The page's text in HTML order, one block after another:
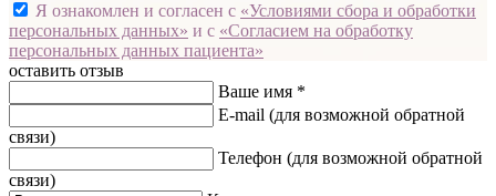
Я ознакомлен и согласен с «Условиями сбора и обработки
персональных данных» и с «Согласием на обработку
персональных данных пациента»
оставить отзыв
Ваше имя *
E-mail (для возможной обратной
связи)
Телефон (для возможной обратной
связи)